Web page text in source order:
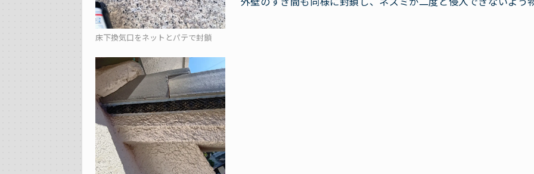
床下換気口をネットとパテで封鎖